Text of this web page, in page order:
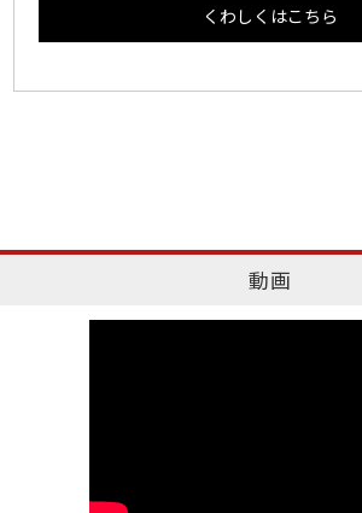
くわしくはこちら
動画